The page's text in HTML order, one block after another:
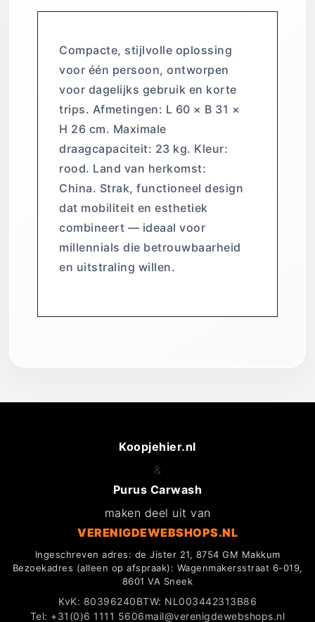
Compacte, stijlvolle oplossing
voor één persoon, ontworpen
voor dagelijks gebruik en korte
trips. Afmetingen: L 60 × B 31 ×
H 26 cm. Maximale
draagcapaciteit: 23 kg. Kleur:
rood. Land van herkomst:
China. Strak, functioneel design
dat mobiliteit en esthetiek
combineert — ideaal voor
millennials die betrouwbaarheid
en uitstraling willen.
Koopjehier.nl
&
Purus Carwash
maken deel uit van
VERENIGDEWEBSHOPS.NL
Ingeschreven adres: de Jister 21, 8754 GM Makkum
Bezoekadres (alleen op afspraak): Wagenmakersstraat 6-019,
8601 VA Sneek
KvK: 80396240BTW: NL003442313B86
Tel: +31(0)6 1111 5606mail@verenigdewebshops.nl